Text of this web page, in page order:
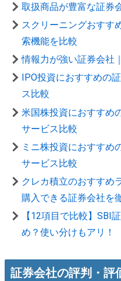
取扱商品が豊富な証券
スクリーニングおすす
索機能を比較
情報力が強い証券会社
IPO投資におすすめの
ス比較
米国株投資におすすめ
サービス比較
ミニ株投資におすすめ
サービス比較
クレカ積立のおすすめ
購入できる証券会社を
【12項目で比較】SBI
め？使い分けもアリ！
証券会社の評判・評